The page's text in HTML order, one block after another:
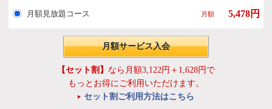
月額見放題コース 月額 5,478円
月額サービス入会
【セット割】 なら月額3,122円＋1,628円で
もっとお得にご利用いただけます。
セット割ご利用方法はこちら